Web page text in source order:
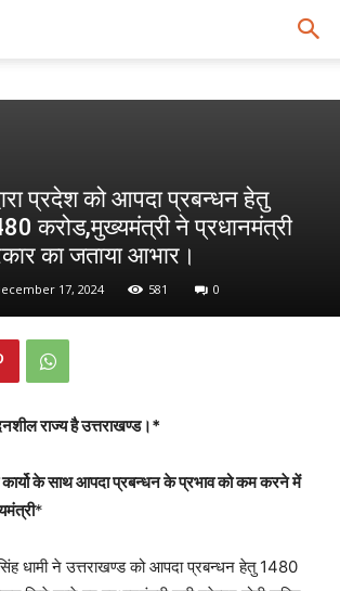
प्रदेश को आपदा प्रबन्धन हेतु
करोड,मुख्यमंत्री ने प्रधानमंत्री
का जताया आभार।
17, 2024 581 0
राज्य है उत्तराखण्ड।*
कार्यो के साथ आपदा प्रबन्धन के प्रभाव को कम करने में
*
धामी ने उत्तराखण्ड को आपदा प्रबन्धन हेतु 1480